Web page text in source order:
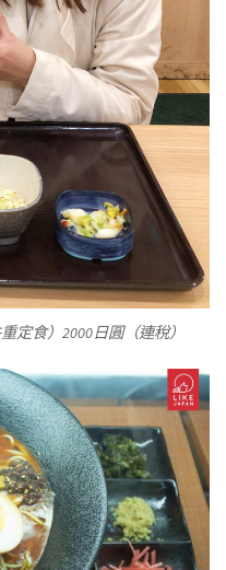
定食）2000日圓（連稅）